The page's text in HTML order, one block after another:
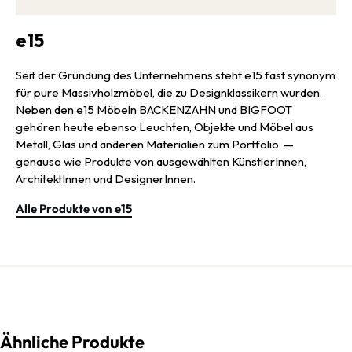
e15
Seit der Gründung des Unternehmens steht e15 fast synonym
für pure Massivholzmöbel, die zu Designklassikern wurden.
Neben den e15 Möbeln BACKENZAHN und BIGFOOT
gehören heute ebenso Leuchten, Objekte und Möbel aus
Metall, Glas und anderen Materialien zum Portfolio —
genauso wie Produkte von ausgewählten KünstlerInnen,
ArchitektInnen und DesignerInnen.
Alle Produkte von e15
Ähnliche Produkte